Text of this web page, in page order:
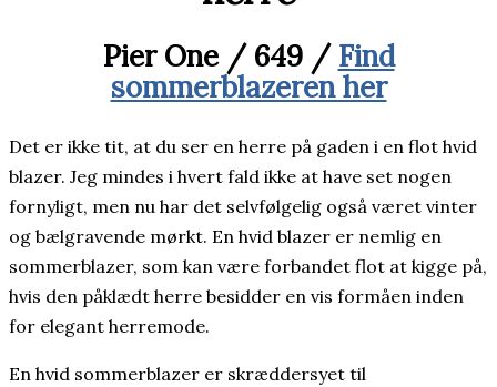
Pier One / 649 / Find
sommerblazeren her
Det er ikke tit, at du ser en herre på gaden i en flot hvid
blazer. Jeg mindes i hvert fald ikke at have set nogen
fornyligt, men nu har det selvfølgelig også været vinter
og bælgravende mørkt. En hvid blazer er nemlig en
sommerblazer, som kan være forbandet flot at kigge på,
hvis den påklædt herre besidder en vis formåen inden
for elegant herremode.
En hvid sommerblazer er skræddersyet til